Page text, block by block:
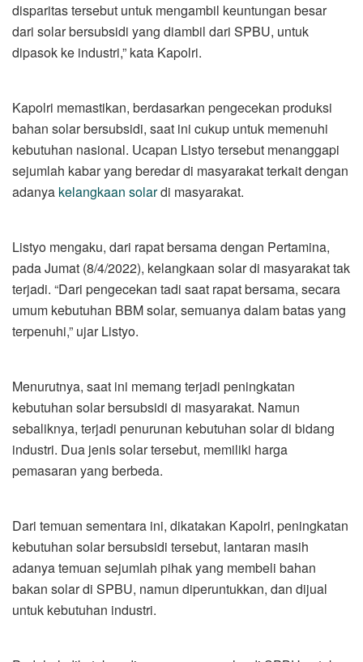
disparitas tersebut untuk mengambil keuntungan besar
dari solar bersubsidi yang diambil dari SPBU, untuk
dipasok ke industri,” kata Kapolri.
Kapolri memastikan, berdasarkan pengecekan produksi
bahan solar bersubsidi, saat ini cukup untuk memenuhi
kebutuhan nasional. Ucapan Listyo tersebut menanggapi
sejumlah kabar yang beredar di masyarakat terkait dengan
adanya kelangkaan solardi masyarakat.
Listyo mengaku, dari rapat bersama dengan Pertamina,
pada Jumat (8/4/2022), kelangkaan solar di masyarakat tak
terjadi. “Dari pengecekan tadi saat rapat bersama, secara
umum kebutuhan BBM solar, semuanya dalam batas yang
terpenuhi,” ujar Listyo.
Menurutnya, saat ini memang terjadi peningkatan
kebutuhan solar bersubsidi di masyarakat. Namun
sebaliknya, terjadi penurunan kebutuhan solar di bidang
industri. Dua jenis solar tersebut, memiliki harga
pemasaran yang berbeda.
Dari temuan sementara ini, dikatakan Kapolri, peningkatan
kebutuhan solar bersubsidi tersebut, lantaran masih
adanya temuan sejumlah pihak yang membeli bahan
bakan solar di SPBU, namun diperuntukkan, dan dijual
untuk kebutuhan industri.